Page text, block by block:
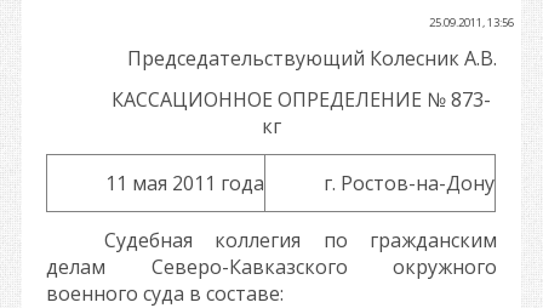
25.09.2011, 13:56
Председательствующий Колесник А.В.
КАССАЦИОННОЕ ОПРЕДЕЛЕНИЕ № 873-
кг
11 мая 2011 года г. Ростов-на-Дону
Судебная коллегия по гражданским
делам Северо-Кавказского окружного
военного суда в составе: